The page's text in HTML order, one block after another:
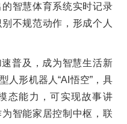
智慧体育系统实时记录
不规范动作，形成个人
普及，成为智慧生活新
人形机器人“AI悟空”，具
态能力，可实现故事讲
智能家居控制中枢，联